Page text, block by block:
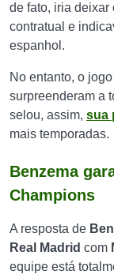
de fato, iria deixar
contratual e
espanhol.
No entanto, o
surpreenderam a
selou, assim, sua
mais temporadas.
Benzema
Champions
A resposta de
Real Madrid com
equipe está